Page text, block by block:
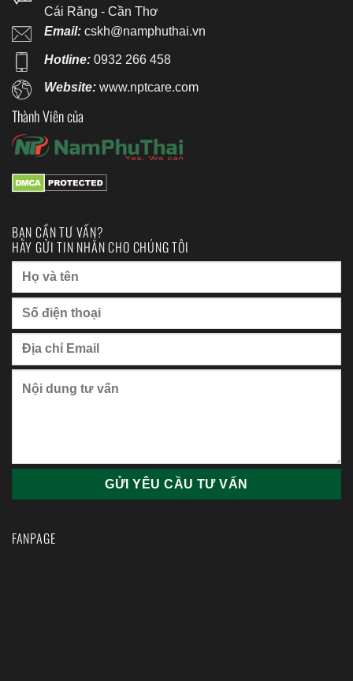
Cái Răng - Cần Thơ
Email: cskh@namphuthai.vn
Hotline: 0932 266 458
Website:www.nptcare.com
Thành Viên của
BẠN CẦN TƯ VẤN?
HÃY GỬI TIN NHẮN CHO CHÚNG TÔI
FANPAGE